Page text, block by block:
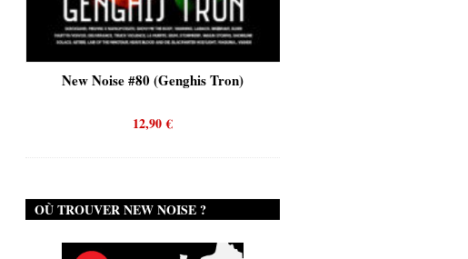
New Noise #80 (Genghis Tron)
12,90€
OÙ TROUVER NEW NOISE ?